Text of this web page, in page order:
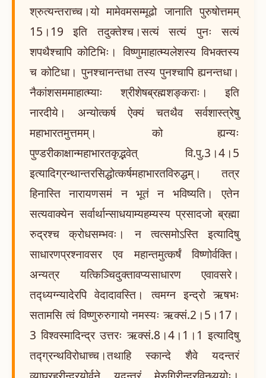
श्रुत्यन्तराच्च।यो मामेवमसम्मूढो जानाति पुरुषोत्तमम्
15।19 इति तदुक्तेश्च।सत्यं सत्यं पुनः सत्यं
शपथैश्चापि कोटिभिः। विष्णुमाहात्म्यलेशस्य विभक्तस्य
च कोटिधा। पुनश्चानन्तधा तस्य पुनश्चापि ह्यनन्तधा।
नैकांशसममाहात्म्याः श्रीशेषब्रह्मशङ्कराः। इति
नारदीये। अन्योत्कर्ष ऐक्यं चतथैव सर्वशास्त्रेषु
महाभारतमुत्तमम्। को ह्यन्यः
पुण्डरीकाक्षान्महाभारतकृद्भवेत् वि.पु.3।4।5
इत्यादिग्रन्थान्तरसिद्धोत्कर्षमहाभारतविरुद्धम्। तत्र
हिनास्ति नारायणसमं न भूतं न भविष्यति। एतेन
सत्यवाक्येन सर्वार्थान्साधयाम्यहम्यस्य प्रसादजो ब्रह्मा
रुद्रश्च क्रोधसम्भवः। न त्वत्समोऽस्ति इत्यादिषु
साधारणप्रश्नावसर एव महान्तमुत्कर्षं विष्णोर्वक्ति।
अन्यत्र यत्किञ्चिदुक्तावप्यसाधारण एवावसरे।
तद्ध्यग्न्यादेरपि वेदादावस्ति। त्वमग्न इन्द्रो ऋषभः
सतामसि त्वं विष्णुरुरुगायो नमस्यः ऋक्सं.2।5।17।
3 विश्वस्मादिन्द्र उत्तरः ऋक्सं.8।4।1।1 इत्यादिषु
तद्ग्रन्थविरोधाच्च।तथाहि स्कान्दे शैवे यदन्तरं